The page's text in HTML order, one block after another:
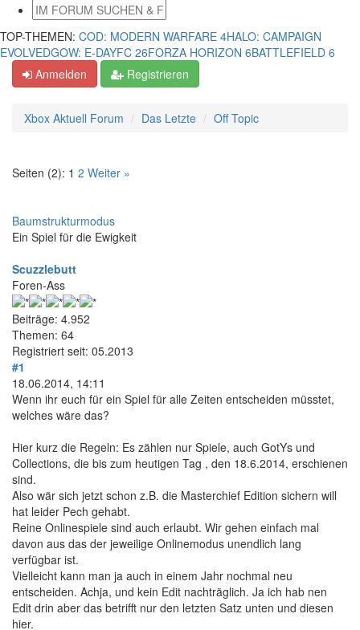
TOP-THEMEN: COD: MODERN WARFARE 4HALO: CAMPAIGN
EVOLVEDGOW: E-DAYFC 26FORZA HORIZON 6BATTLEFIELD 6
Anmelden
Registrieren
Xbox Aktuell Forum Das Letzte Off Topic
Seiten (2): 1 2 Weiter »
Baumstrukturmodus
Ein Spiel für die Ewigkeit
Scuzzlebutt
Foren-Ass
Beiträge: 4.952
Themen: 64
Registriert seit: 05.2013
#1
18.06.2014, 14:11
Wenn ihr euch für ein Spiel für alle Zeiten entscheiden müsstet,
welches wäre das?
Hier kurz die Regeln: Es zählen nur Spiele, auch GotYs und
Collections, die bis zum heutigen Tag , den 18.6.2014, erschienen
sind.
Also wär sich jetzt schon z.B. die Masterchief Edition sichern will
hat leider Pech gehabt.
Reine Onlinespiele sind auch erlaubt. Wir gehen einfach mal
davon aus das der jeweilige Onlinemodus unendlich lang
verfügbar ist.
Vielleicht kann man ja auch in einem Jahr nochmal neu
entscheiden. Achja, und kein Edit nachträglich. Ja ich hab nen
Edit drin aber das betrifft nur den letzten Satz unten und diesen
hier.